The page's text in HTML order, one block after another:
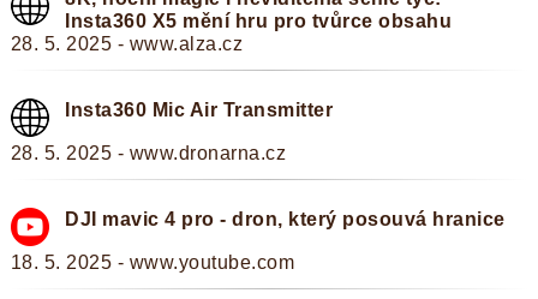
Insta360 X5 mění hru pro tvůrce obsahu
28. 5. 2025 - www.alza.cz
Insta360 Mic Air Transmitter
28. 5. 2025 - www.dronarna.cz
DJI mavic 4 pro - dron, který posouvá hranice
18. 5. 2025 - www.youtube.com